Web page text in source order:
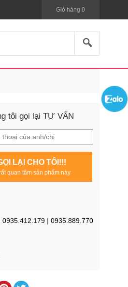
Giỏ hàng 0
tôi gọi lại TƯ VẤN
LẠI CHO TÔI!!!
quan tâm sản phẩm này
0935.412.179 | 0935.889.770